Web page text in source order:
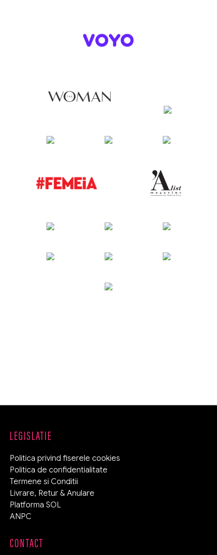
LEGISLATIE
Politica privind fiserele cookies
Politica de confidentialitate
Termene si Conditii
Livrare, Retur & Anulare
Platforma SOL
ANPC
CONTACT